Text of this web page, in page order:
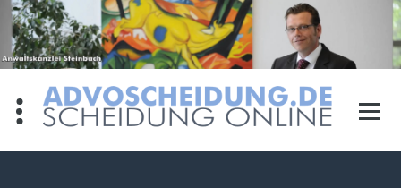
Zum
Inhalt
springen